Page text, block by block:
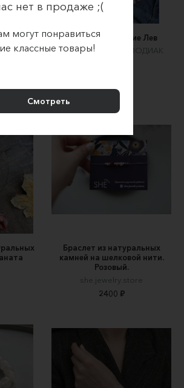
кварцем и
Браслет Созвездие Лев
ZODIAC BRASLET | ЗОДИАК
Браслет из натуральных
камней на шелковой нити.
Розовый.
she.jewelry.store
2400 ₽
нет в продаже ;(
могут понравиться
классные товары!
Смотреть